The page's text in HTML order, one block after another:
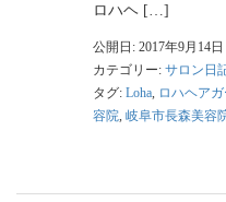
ロハヘ […]
公開日: 2017年9月14日
カテゴリー: サロン日
タグ: Loha, ロハヘア
容院, 岐阜市長森美容